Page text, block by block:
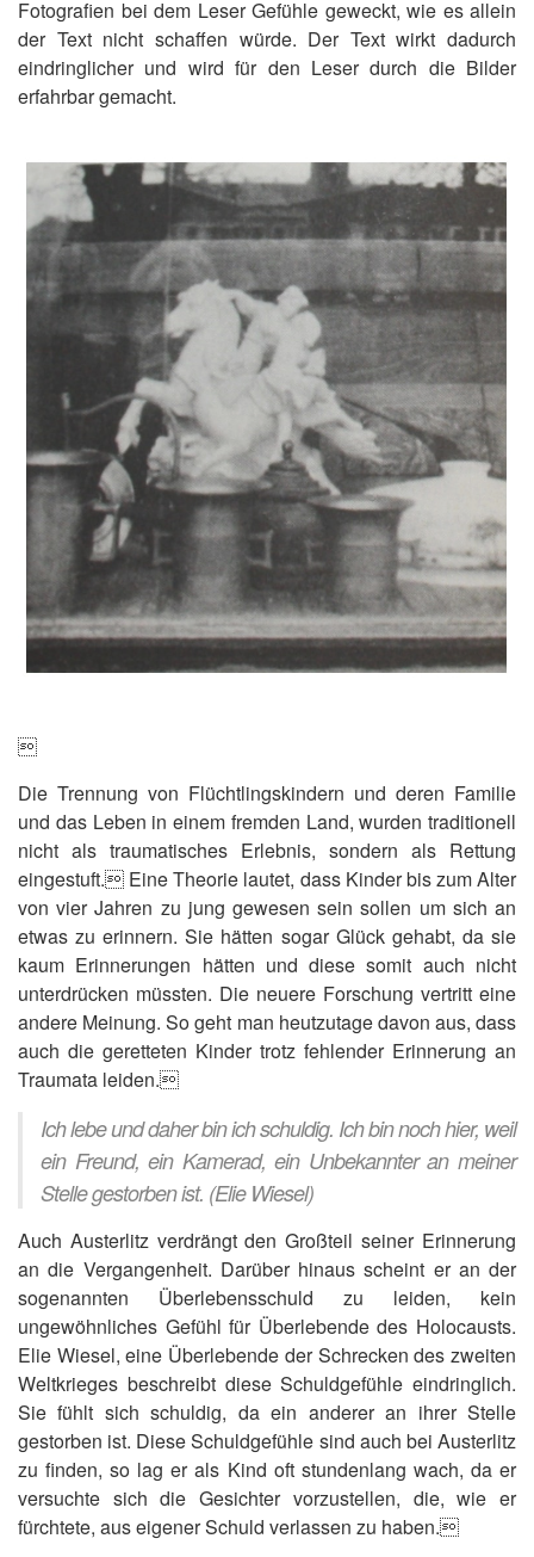
Fotografien bei dem Leser Gefühle geweckt, wie es allein
der Text nicht schaffen würde. Der Text wirkt dadurch
eindringlicher und wird für den Leser durch die Bilder
erfahrbar gemacht.

Die Trennung von Flüchtlingskindern und deren Familie
und das Leben in einem fremden Land, wurden traditionell
nicht als traumatisches Erlebnis, sondern als Rettung
eingestuft. Eine Theorie lautet, dass Kinder bis zum Alter
von vier Jahren zu jung gewesen sein sollen um sich an
etwas zu erinnern. Sie hätten sogar Glück gehabt, da sie
kaum Erinnerungen hätten und diese somit auch nicht
unterdrücken müssten. Die neuere Forschung vertritt eine
andere Meinung. So geht man heutzutage davon aus, dass
auch die geretteten Kinder trotz fehlender Erinnerung an
Traumata leiden.
Ich lebe und daher bin ich schuldig. Ich bin noch hier, weil
ein Freund, ein Kamerad, ein Unbekannter an meiner
Stelle gestorben ist. (Elie Wiesel)
Auch Austerlitz verdrängt den Großteil seiner Erinnerung
an die Vergangenheit. Darüber hinaus scheint er an der
sogenannten Überlebensschuld zu leiden, kein
ungewöhnliches Gefühl für Überlebende des Holocausts.
Elie Wiesel, eine Überlebende der Schrecken des zweiten
Weltkrieges beschreibt diese Schuldgefühle eindringlich.
Sie fühlt sich schuldig, da ein anderer an ihrer Stelle
gestorben ist. Diese Schuldgefühle sind auch bei Austerlitz
zu finden, so lag er als Kind oft stundenlang wach, da er
versuchte sich die Gesichter vorzustellen, die, wie er
fürchtete, aus eigener Schuld verlassen zu haben.